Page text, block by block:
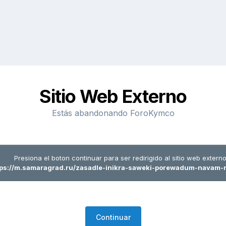
Sitio Web Externo
Estás abandonando ForoKymco
Presiona el boton continuar para ser redirigido al sitio web
m.samaragrad.ru/zasadle-inikra-saweki-porewadum-navam-
Continuar